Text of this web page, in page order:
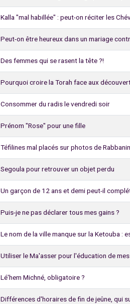
Kalla "mal habillée" : peut-on réciter les
Peut-on être heureux dans un mariage
Des femmes qui se rasent la tête ?!
Pourquoi croire la Torah face aux
Consommer du radis le vendredi soir
Prénom "Rose" pour une fille
Téfilines mal placés sur photos de
Segoula pour retrouver un objet perdu
Un garçon de 12 ans et demi peut-il
Puis-je ne pas déclarer tous mes gains ?
Le nom de la ville manque sur la Ketouba :
Utiliser le Ma'asser pour l'éducation de
Lé'hem Michné, obligatoire ?
Différences d'horaires de fin de jeûne, qui